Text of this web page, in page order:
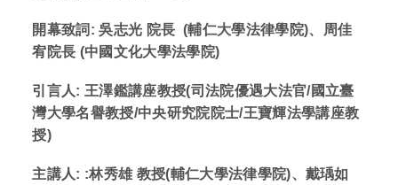
開幕致詞:吳志光 院長 (輔仁大學法律學院)、
周佳
宥院長 (中國文化大學法學院)
引言人: 王澤鑑講座教授(司法院優遇大法官/國立臺
灣大學名譽教授/中央研究院院士/王寶輝法學講座教
授)
主講人: :林秀雄 教授(輔仁大學法律學院)、戴瑀如